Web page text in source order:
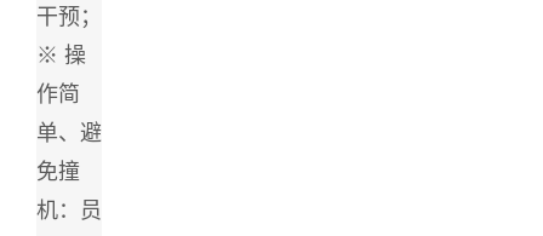
干预；
※ 操
作简
单、避
免撞
机：员